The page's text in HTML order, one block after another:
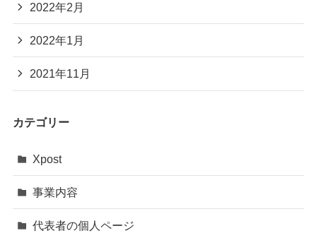
2022年2月
2022年1月
2021年11月
カテゴリー
Xpost
事業内容
代表者の個人ページ